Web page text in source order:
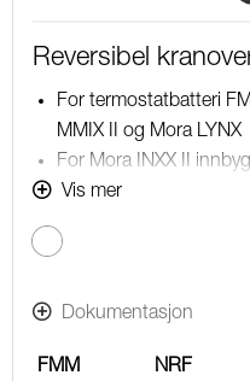
Reversibel
For termostatbatteri
MMIX II og Mora LYNX
For Mora INXX II
Keramisk
Vis mer
Dokumentasjon
FMM NRF